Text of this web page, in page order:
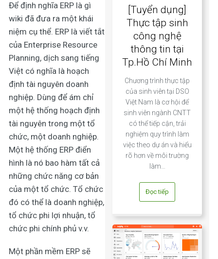
Để định nghĩa ERP là gì
wiki đã đưa ra một khái
niệm cụ thể. ERP là viết tắt
của Enterprise Resource
Planning, dịch sang tiếng
Việt có nghĩa là hoạch
định tài nguyên doanh
nghiệp. Dùng để ám chỉ
một hệ thống hoạch định
tài nguyên trong một tổ
chức, một doanh nghiệp.
Một hệ thống ERP điển
hình là nó bao hàm tất cả
những chức năng cơ bản
của một tổ chức. Tổ chức
đó có thể là doanh nghiệp,
tổ chức phi lợi nhuận, tổ
chức phi chính phủ v.v.
Một phần mềm ERP sẽ
[Tuyển dụng]
Thực tập sinh
công nghệ
thông tin tại
Tp.Hồ Chí Minh
Chương trình thực tập
của sinh viên tại DSO
Việt Nam là cơ hội để
sinh viên ngành CNTT
có thể tiếp cận, trải
nghiệm quy trình làm
việc theo dự án và hiểu
rõ hơn về môi trường
làm…
Đọc tiếp